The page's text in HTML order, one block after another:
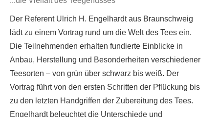
Der Referent Ulrich H. Engelhardt aus Braunschweig
lädt zu einem Vortrag rund um die Welt des Tees ein.
Die Teilnehmenden erhalten fundierte Einblicke in
Anbau, Herstellung und Besonderheiten verschiedener
Teesorten – von grün über schwarz bis weiß. Der
Vortrag führt von den ersten Schritten der Pflückung bis
zu den letzten Handgriffen der Zubereitung des Tees.
Engelhardt beleuchtet die Unterschiede und